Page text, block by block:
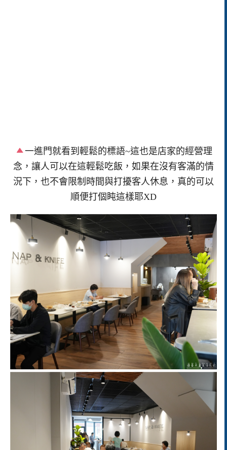
一進門就看到輕鬆的標語~這也是店家的經營理
念，讓人可以在這輕鬆吃飯，如果在沒有客滿的情
況下，也不會限制時間與打擾客人休息，真的可以
順便打個盹這樣耶XD